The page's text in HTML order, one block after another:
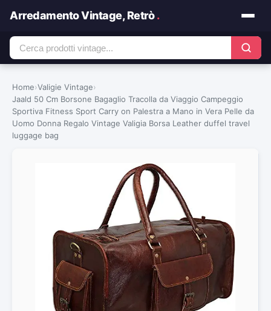
Arredamento Vintage, Retrò.
Home›Valigie Vintage›
Jaald 50 Cm Borsone Bagaglio Tracolla da Viaggio Campeggio
Sportiva Fitness Sport Carry on Palestra a Mano in Vera Pelle da
Uomo Donna Regalo Vintage Valigia Borsa Leather duffel travel
luggage bag